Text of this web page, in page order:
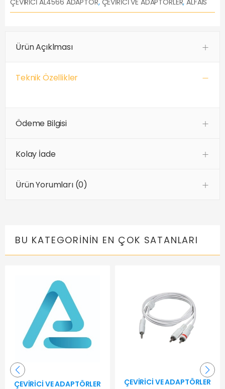
ÇEVİRİCİ AL4566 ADAPTÖR, ÇEVIRICI VE ADAPTÖRLER,ALFAIS
Ürün Açıklması
Teknik Özellikler
Ödeme Bilgisi
Kolay İade
Ürün Yorumları (0)
BU KATEGORININ EN ÇOK SATANLARI
ÇEVIRICI VE ADAPTÖRLER ÇEVIRICI VE ADAPTÖRLER